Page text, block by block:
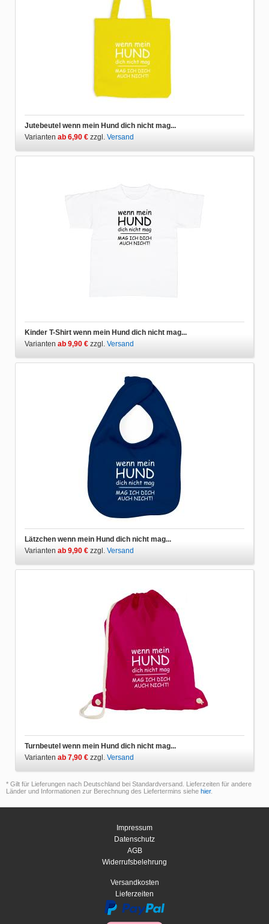
Jutebeutel wenn mein Hund dich nicht mag...
Varianten ab 6,90 € zzgl. Versand
Kinder T-Shirt wenn mein Hund dich nicht mag...
Varianten ab 9,90 € zzgl. Versand
Lätzchen wenn mein Hund dich nicht mag...
Varianten ab 9,90 € zzgl. Versand
Turnbeutel wenn mein Hund dich nicht mag...
Varianten ab 7,90 € zzgl. Versand
* Gilt für Lieferungen nach Deutschland bei Standardversand. Lieferzeiten für andere
Länder und Informationen zur Berechnung des Liefertermins siehe hier.
Impressum
Datenschutz
AGB
Widerrufsbelehrung
Versandkosten
Lieferzeiten